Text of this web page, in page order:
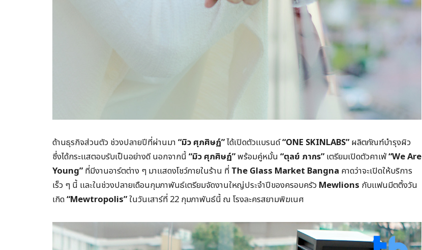
ด้านธุรกิจส่วนตัว ช่วงปลายปีที่ผ่านมา “มิว ศุภศิษฏ์”ได้เปิดตัวแบรนด์“ONE SKINLABS” ผลิตภัณฑ์บำรุงผิว
ซึ่งได้กระแสตอบรับเป็นอย่างดี นอกจากนี้ “มิว ศุภศิษฏ์”พร้อมคู่หมั้น “ตุลย์ ภากร” เตรียมเปิดตัวคาเฟ่“We Are
Young” ที่มีงานอาร์ตต่าง ๆ มาแสดงโชว์ภายในร้าน ที่ The Glass Market Bangna คาดว่าจะเปิดให้บริการ
เร็ว ๆ นี้ และในช่วงปลายเดือนกุมภาพันธ์เตรียมจัดงานใหญ่ประจำปีของครอบครัว Mewlions กับแฟนมีตติ้งวัน
เกิด“Mewtropolis”ในวันเสาร์ที่ 22 กุมภาพันธ์นี้ ณ โรงละครสยามพิฆเนศ